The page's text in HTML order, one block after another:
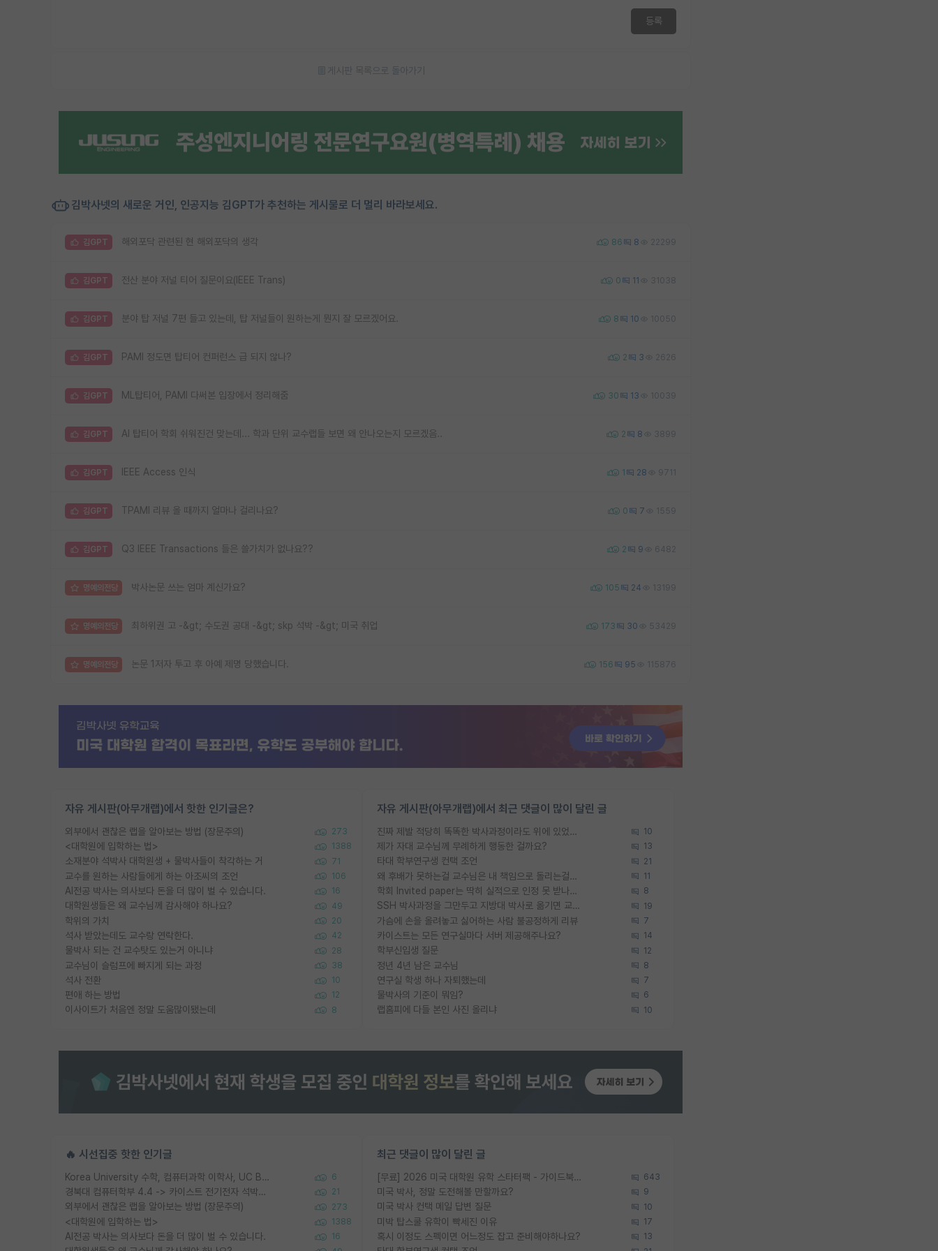
등록
게시판 목록으로 돌아가기
김박사넷의 새로운 거인, 인공지능 김GPT가 추천하는 게시물로 더 멀리 바라보세요.
김GPT 해외포닥 관련된 현 해외포닥의 생각 86 8 22299
김GPT 전산 분야 저널 티어 질문이요(IEEE Trans) 0 11 31038
김GPT 분야 탑 저널 7편 들고 있는데, 탑 저널들이 원하는게 뭔지 잘 모르겠어요. 8 10 10050
김GPT PAMI 정도면 탑티어 컨퍼런스 급 되지 않나? 2 3 2626
김GPT ML탑티어, PAMI 다써본 입장에서 정리해줌 30 13 10039
김GPT AI 탑티어 학회 쉬워진건 맞는데... 학과 단위 교수랩들 보면 왜 안나오는지 모르겠음.. 2 8 3899
김GPT IEEE Access 인식 1 28 9711
김GPT TPAMI 리뷰 올 때까지 얼마나 걸리나요? 0 7 1559
김GPT Q3 IEEE Transactions 들은 쓸가치가 없나요?? 2 9 6482
명예의전당 박사논문 쓰는 엄마 계신가요? 105 24 13199
명예의전당 최하위권 고 -&gt; 수도권 공대 -&gt; skp 석박 -&gt; 미국 취업 173 30 53429
명예의전당 논문 1저자 투고 후 아예 제명 당했습니다. 156 95 115876
자유 게시판(아무개랩)에서 핫한 인기글은?
외부에서 괜찮은 랩을 알아보는 방법 (장문주의) 273
<대학원에 입학하는 법> 1388
소재분야 석박사 대학원생 + 물박사들이 착각하는 거 71
교수를 원하는 사람들에게 하는 아조씨의 조언 106
AI전공 박사는 의사보다 돈을 더 많이 벌 수 있습니다. 16
대학원생들은 왜 교수님께 감사해야 하나요? 49
학위의 가치 20
석사 받았는데도 교수랑 연락한다. 42
물박사 되는 건 교수탓도 있는거 아니냐 28
교수님이 슬럼프에 빠지게 되는 과정 38
석사 전환 10
편애 하는 방법 12
이사이트가 처음엔 정말 도움많이됐는데 8
자유 게시판(아무개랩)에서 최근 댓글이 많이 달린 글
진짜 제발 적당히 똑똑한 박사과정이라도 위에 있었으면.. 10
제가 자대 교수님께 무례하게 행동한 걸까요? 13
타대 학부연구생 컨택 조언 21
왜 후배가 못하는걸 교수님은 내 책임으로 돌리는걸까요? 11
학회 Invited paper는 딱히 실적으로 인정 못 받나요? 8
SSH 박사과정을 그만두고 지방대 박사로 옮기면 교수의 꿈은 끝일까요? 19
가슴에 손을 올려놓고 싫어하는 사람 불공정하게 리뷰 7
카이스트는 모든 연구실마다 서버 제공해주나요? 14
학부신입생 질문 12
정년 4년 남은 교수님 8
연구실 학생 하나 자퇴했는데 7
물박사의 기준이 뭐임? 6
랩홈피에 다들 본인 사진 올리냐 10
🔥 시선집중 핫한 인기글
Korea University 수학, 컴퓨터과학 이학사, UC Berkeley 산업공학 대학원 공학박사가 되는 것은 쉽지 않겠죠? 6
경북대 컴퓨터학부 4.4 -> 카이스트 전기전자 석박사통합과정 합격 21
외부에서 괜찮은 랩을 알아보는 방법 (장문주의) 273
<대학원에 입학하는 법> 1388
AI전공 박사는 의사보다 돈을 더 많이 벌 수 있습니다. 16
최근 댓글이 많이 달린 글
[무료] 2026 미국 대학원 유학 스타터팩 - 가이드북 & 합격자 컨택메일 템플릿 643
미국 박사, 정말 도전해볼 만할까요? 9
미국 박사 컨택 메일 답변 질문 10
미박 탑스쿨 유학이 빡세진 이유 17
혹시 이정도 스펙이면 어느정도 잡고 준비해야하나요? 13